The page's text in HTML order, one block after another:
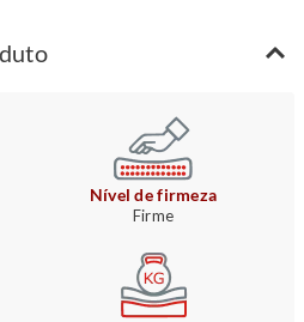
Nível de firmeza
Firme